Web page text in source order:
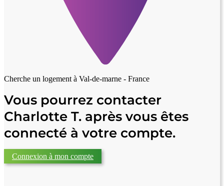
Cherche un logement à Val-de-marne - France
Vous pourrez contacter
Charlotte T. après vous êtes
connecté à votre compte.
Connexion à mon compte